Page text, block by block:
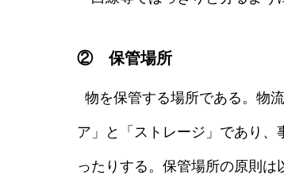
② 保管場所
物を保管する場所である。物
ア」と「ストレージ」であり
ったりする。保管場所の原則は